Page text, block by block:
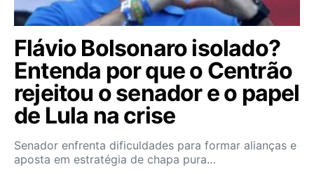
Flávio Bolsonaro isolado?
Entenda por que o Centrão
rejeitou o senador e o papel
de Lula na crise
Senador enfrenta dificuldades para formar alianças e
aposta em estratégia de chapa pura…